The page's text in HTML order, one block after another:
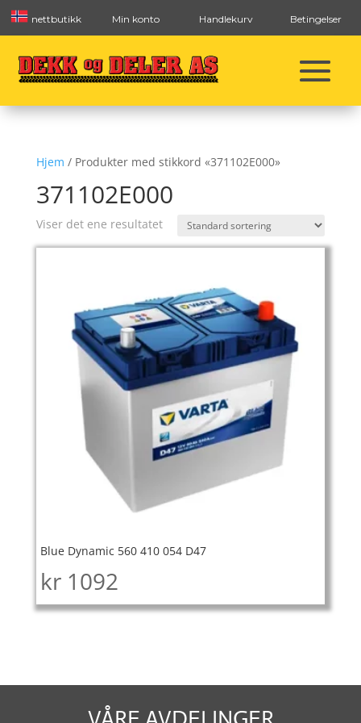
nettbutikk Min konto Handlekurv Betingelser
Hjem / Produkter med stikkord «371102E000»
371102E000
Viser det ene resultatet
Blue Dynamic 560 410 054 D47
kr 1092